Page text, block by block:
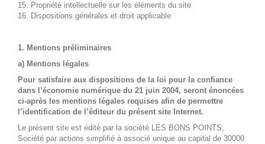
15. Propriété intellectuelle sur les éléments du site
16. Dispositions générales et droit applicable
1. Mentions préliminaires
a) Mentions légales
Pour satisfaire aux dispositions de la loi pour la confiance
dans l’économie numérique du 21 juin 2004, seront énoncées
ci-après les mentions légales requises afin de permettre
l’identification de l’éditeur du présent site Internet.
Le présent site est édité par la société LES BONS POINTS,
Société par actions simplifié à associé unique au capital de 30000